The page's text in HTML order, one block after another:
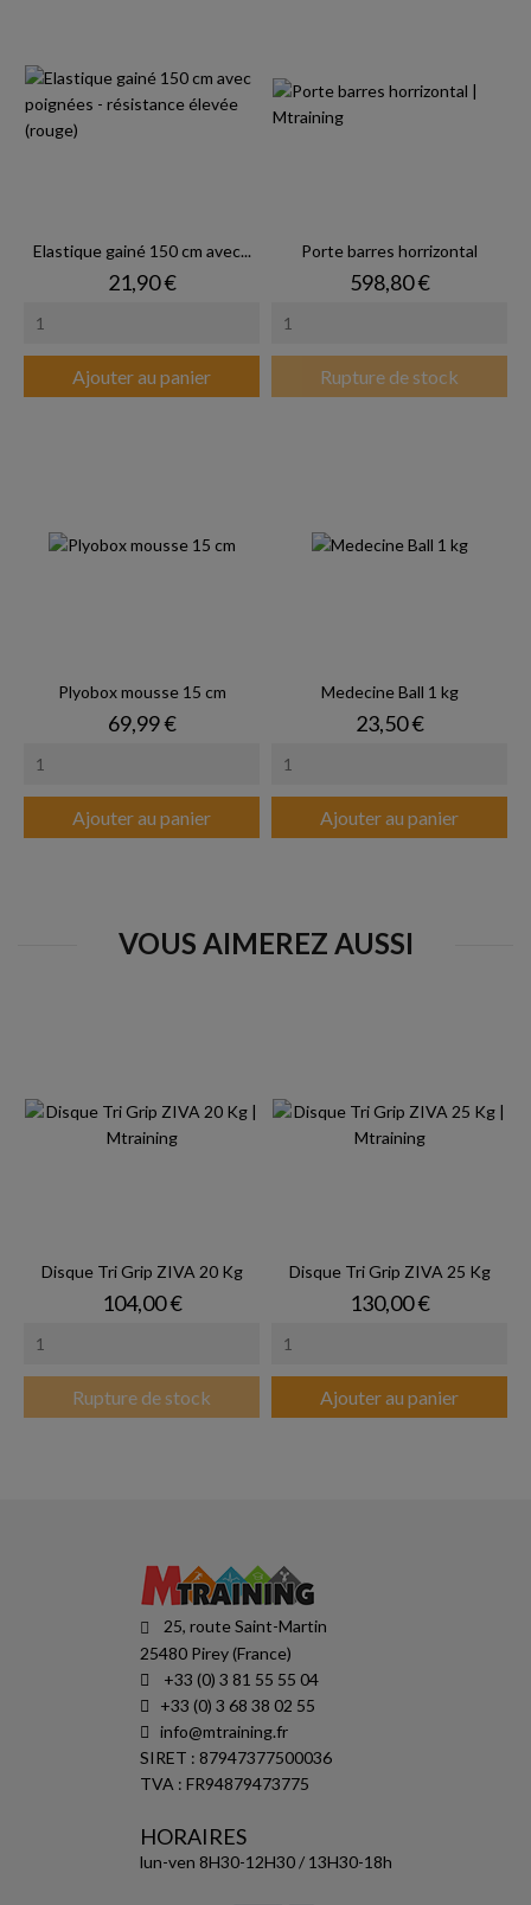
Elastique gainé 150 cm avec...
Prix
21,90 €
Ajouter au panier
Porte barres horrizontal
Prix
598,80 €
Rupture de stock
Plyobox mousse 15 cm
Prix
69,99 €
Ajouter au panier
Medecine Ball 1 kg
Prix
23,50 €
Ajouter au panier
VOUS AIMEREZ AUSSI
Disque Tri Grip ZIVA 20 Kg
Prix
104,00 €
Rupture de stock
Disque Tri Grip ZIVA 25 Kg
Prix
130,00 €
Ajouter au panier
25, route Saint-Martin
25480 Pirey (France)
+33 (0) 3 81 55 55 04
+33 (0) 3 68 38 02 55
info@mtraining.fr
SIRET : 87947377500036
TVA : FR94879473775
HORAIRES
lun-ven 8H30-12H30 / 13H30-18h